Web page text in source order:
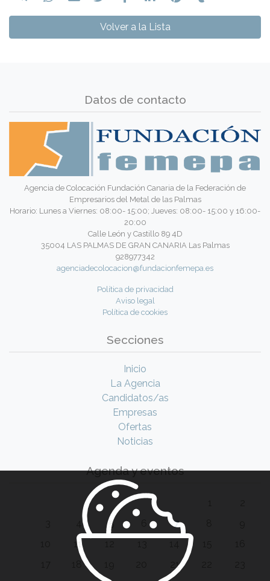
Volver a la Lista
Datos de contacto
Agencia de Colocación Fundación Canaria de la Federación de
Empresarios del Metal de las Palmas
Horario: Lunes a Viernes: 08:00- 15:00; Jueves: 08:00- 15:00 y 16:00-
20:00
Calle León y Castillo 89 4D
35004 LAS PALMAS DE GRAN CANARIA Las Palmas
928977342
agenciadecolocacion@fundacionfemepa.es
Política de privacidad
Aviso legal
Política de cookies
Secciones
Inicio
La Agencia
Candidatos/as
Empresas
Ofertas
Noticias
Agenda y eventos
5 7
11
21